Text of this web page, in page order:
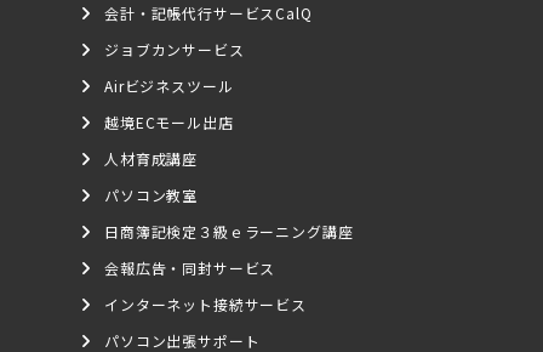
会計・記帳代行サービスCalQ
ジョブカンサービス
Airビジネスツール
越境ECモール出店
人材育成講座
パソコン教室
日商簿記検定３級ｅラーニング講座
会報広告・同封サービス
インターネット接続サービス
パソコン出張サポート